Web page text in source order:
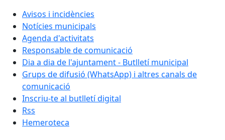
Avisos i incidències
Notícies municipals
Agenda d'activitats
Responsable de comunicació
Dia a dia de l'ajuntament - Butlletí municipal
Grups de difusió (WhatsApp) i altres canals de
comunicació
Inscriu-te al butlletí digital
Rss
Hemeroteca